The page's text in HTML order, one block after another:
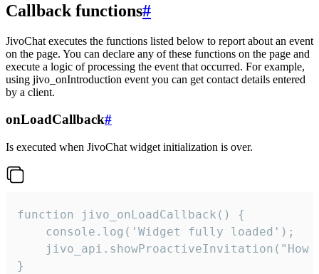
Callback functions#
JivoChat executes the functions listed below to report about an event
on the page. You can declare any of these functions on the page and
execute a logic of processing the event that occurred. For example,
using jivo_onIntroduction event you can get contact details entered
by a client.
onLoadCallback#
Is executed when JivoChat widget initialization is over.
function jivo_onLoadCallback() {
    console.log('Widget fully loaded');
jivo_api.showProactiveInvitation("How
}